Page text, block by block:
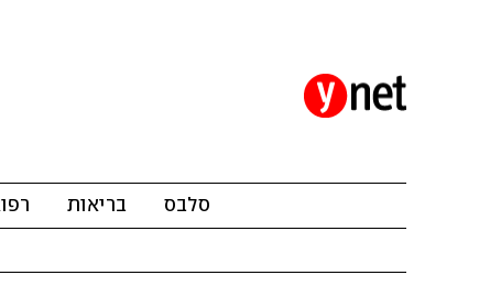
סלבס בריאות